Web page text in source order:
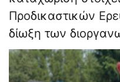
Προδικαστικών
δίωξη των